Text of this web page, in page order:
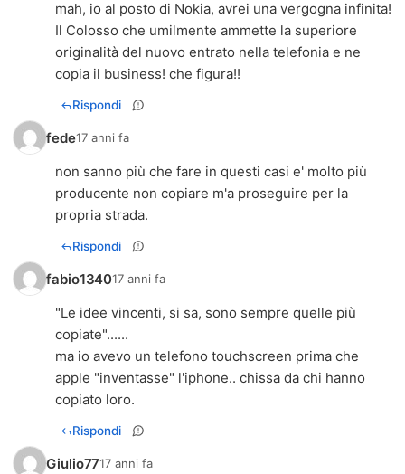
mah, io al posto di Nokia, avrei una vergogna infinita!
Il Colosso che umilmente ammette la superiore
originalità del nuovo entrato nella telefonia e ne
copia il business! che figura!!
Rispondi
fede17 anni fa
non sanno più che fare in questi casi e' molto più
producente non copiare m'a proseguire per la
propria strada.
Rispondi
fabio134017 anni fa
"Le idee vincenti, si sa, sono sempre quelle più
copiate"......
ma io avevo un telefono touchscreen prima che
apple "inventasse" l'iphone.. chissa da chi hanno
copiato loro.
Rispondi
Giulio7717 anni fa